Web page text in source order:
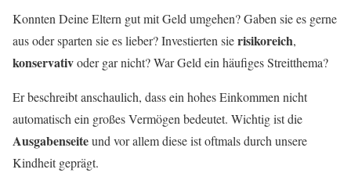
Konnten Deine Eltern gut mit Geld umgehen? Gaben sie es gerne
aus oder sparten sie es lieber? Investierten sierisikoreich,
konservativoder gar nicht? War Geld ein häufiges Streitthema?
Er beschreibt anschaulich, dass ein hohes Einkommen nicht
automatisch ein großes Vermögen bedeutet. Wichtig ist die
Ausgabenseiteund vor allem diese ist oftmals durch unsere
Kindheit geprägt.